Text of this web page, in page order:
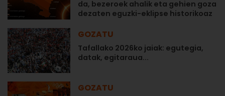
da, bezeroek ahalik eta gehien goza
dezaten eguzki-eklipse historikoaz
GOZATU
Tafallako 2026ko jaiak: egutegia,
datak, egitaraua...
GOZATU